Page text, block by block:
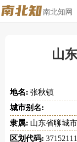
南北知网
山
地名: 张秋镇
城市别名:
隶属: 山东省聊城市
区划代码: